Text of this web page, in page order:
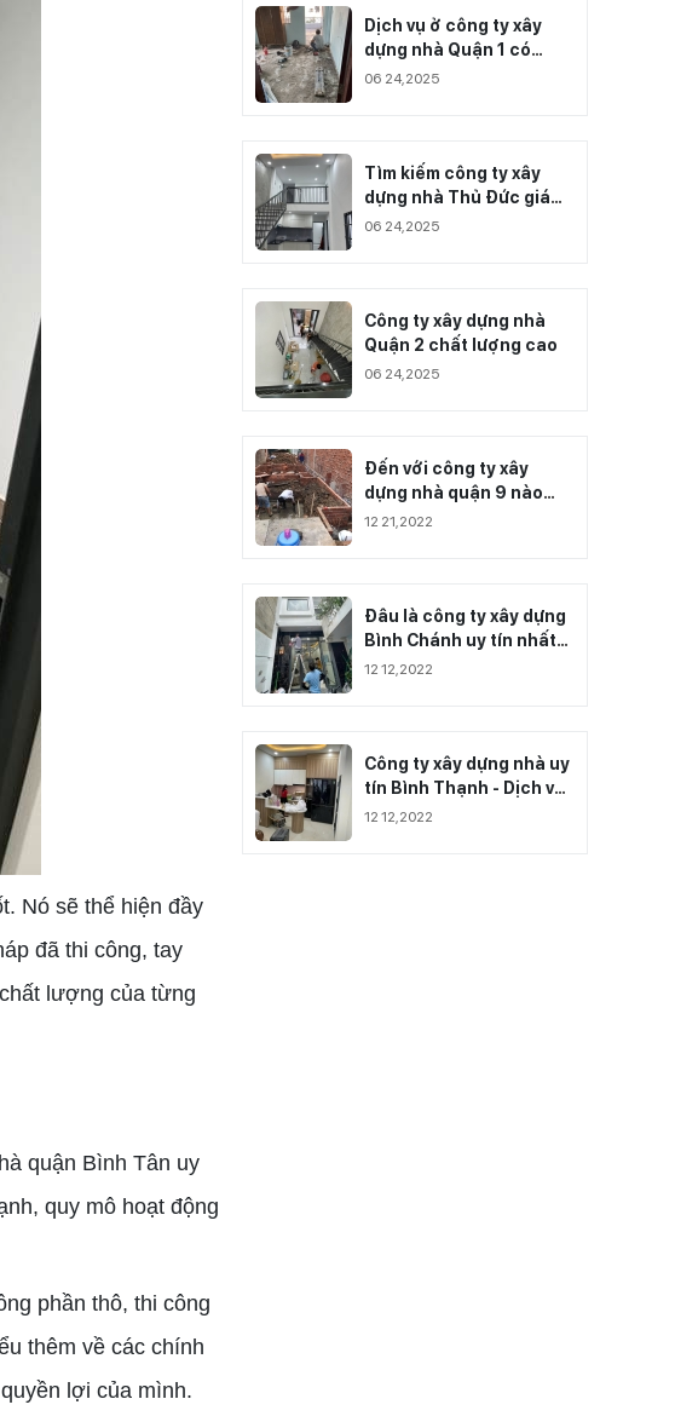
Nó sẽ thể hiện đầy
đã thi công, tay
lượng của từng
quận Bình Tân uy
quy mô hoạt động
phần thô, thi công
thêm về các chính
lợi của mình.
Dịch vụ ở công ty xây
dựng nhà Quận 1 có
chất lượng ra sao?
06 24,2025
Tìm kiếm công ty xây
dựng nhà Thủ Đức giá
thành cạnh tranh
06 24,2025
Công ty xây dựng nhà
Quận 2 chất lượng cao
06 24,2025
Đến với công ty xây
dựng nhà quận 9 nào
đảm bảo công trình của
12 21,2022
Đâu là công ty xây dựng
Bình Chánh uy tín nhất
hiện nay?
12 12,2022
Công ty xây dựng nhà uy
tín Bình Thạnh - Dịch vụ
chất lượng
12 12,2022